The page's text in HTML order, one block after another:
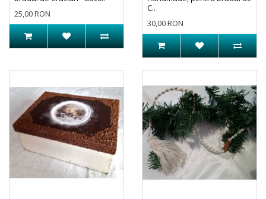
25,00 RON
C..
30,00 RON